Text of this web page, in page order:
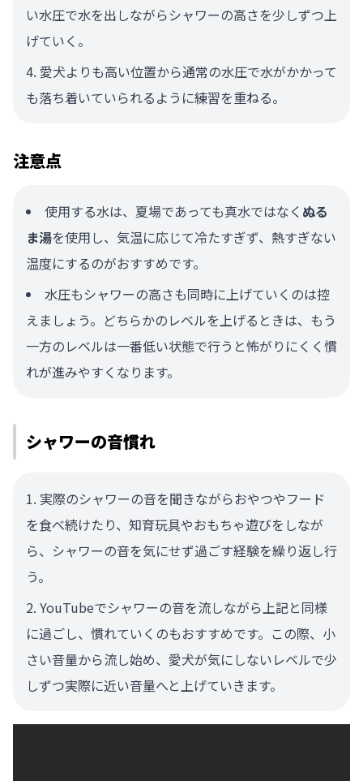
い水圧で水を出しながらシャワーの高さを少しずつ上
げていく。
愛犬よりも高い位置から通常の水圧で水がかかって
も落ち着いていられるように練習を重ねる。
注意点
使用する水は、夏場であっても真水ではなく ぬる
ま湯を使用し、気温に応じて冷たすぎず、熱すぎない
温度にするのがおすすめです。
水圧もシャワーの高さも同時に上げていくのは控
えましょう。どちらかのレベルを上げるときは、もう
一方のレベルは一番低い状態で行うと怖がりにくく慣
れが進みやすくなります。
シャワーの音慣れ
実際のシャワーの音を聞きながらおやつやフード
を食べ続けたり、知育玩具やおもちゃ遊びをしなが
ら、シャワーの音を気にせず過ごす経験を繰り返し行
う。
YouTubeでシャワーの音を流しながら上記と同様
に過ごし、慣れていくのもおすすめです。この際、小
さい音量から流し始め、愛犬が気にしないレベルで少
しずつ実際に近い音量へと上げていきます。